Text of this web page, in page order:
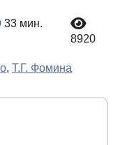
33 мин.
8920
, Т.Г. Фомина